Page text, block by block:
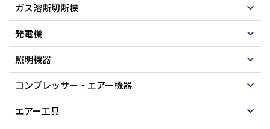
ガス溶断切断機
発電機
照明機器
コンプレッサー・エアー機器
エアー工具